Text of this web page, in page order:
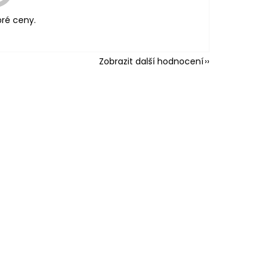
ceny.
Zobrazit další hodnocení